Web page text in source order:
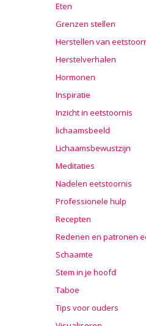
Eten
Grenzen stellen
Herstellen van
Herstelverhalen
Hormonen
Inspiratie
Inzicht in eetstoornis
lichaamsbeeld
Lichaamsbewustzijn
Meditaties
Nadelen eetstoornis
Professionele hulp
Recepten
Redenen en patronen
Schaamte
Stem in je hoofd
Taboe
Tips voor ouders